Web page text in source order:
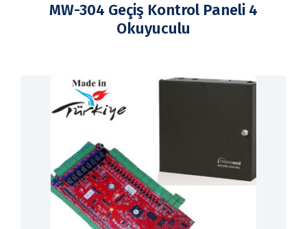
MW-304 Geçiş Kontrol Paneli 4
Okuyuculu